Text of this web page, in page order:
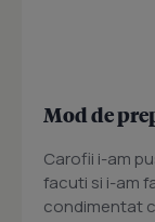
Mod de
Carofii i-am
facuti si i-am
condimentat